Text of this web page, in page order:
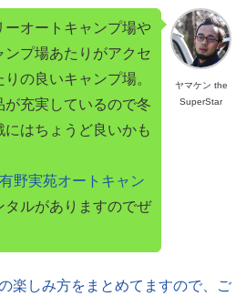
ヤマケン the
SuperStar
ーオートキャンプ場や
プ場あたりがアクセ
の良いキャンプ場。
充実しているので冬
はちょうど良いかも
有野実苑オートキャン
タルがありますのでぜ
楽しみ方をまとめてますので、ご